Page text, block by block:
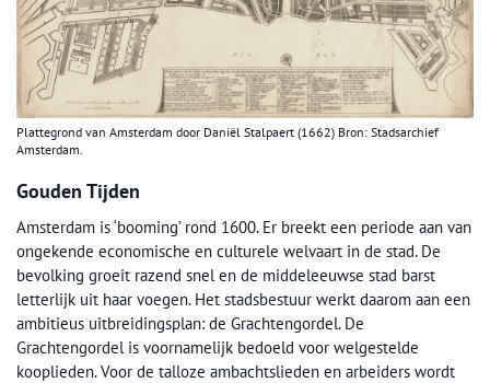
Plattegrond van Amsterdam door Daniël Stalpaert (1662) Bron: Stadsarchief
Amsterdam.
Gouden Tijden
Amsterdam is ‘booming’ rond 1600. Er breekt een periode aan van
ongekende economische en culturele welvaart in de stad. De
bevolking groeit razend snel en de middeleeuwse stad barst
letterlijk uit haar voegen. Het stadsbestuur werkt daarom aan een
ambitieus uitbreidingsplan: de Grachtengordel. De
Grachtengordel is voornamelijk bedoeld voor welgestelde
kooplieden. Voor de talloze ambachtslieden en arbeiders wordt